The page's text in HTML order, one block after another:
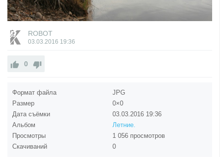
ROBOT
03.03.2016 19:36
0
Формат файла
JPG
Размер
0×0
Дата съёмки
03.03.2016 19:36
Альбом
Летние.
Просмотры
1 056 просмотров
Скачиваний
0